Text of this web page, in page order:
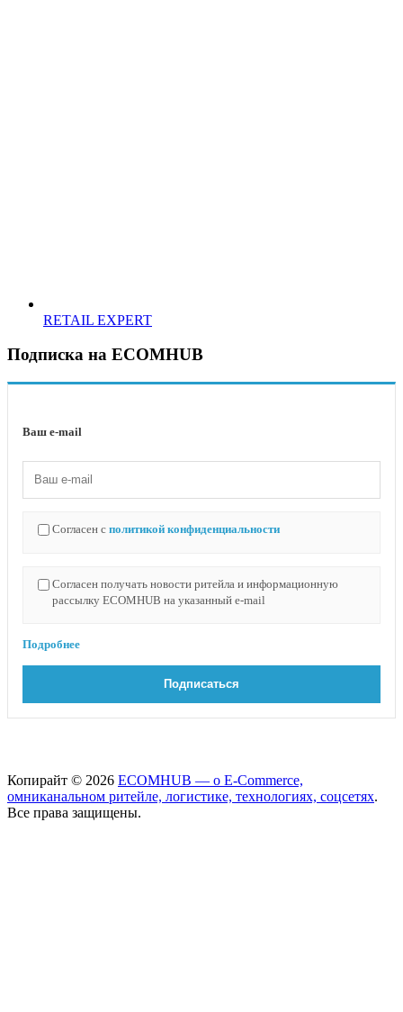
RETAIL EXPERT
Подписка на ECOMHUB
Ваш e-mail
Согласен с политикой конфиденциальности
Согласен получать новости ритейла и информационную
рассылку ECOMHUB на указанный e-mail
Подробнее
Копирайт © 2026 ECOMHUB — о E-Commerce,
омниканальном ритейле, логистике, технологиях, соцсетях.
Все права защищены.